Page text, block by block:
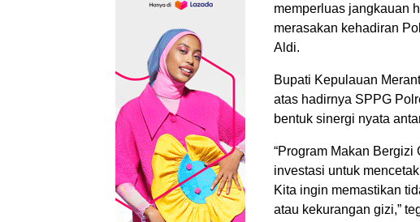
memperluas jangkauan
merasakan kehadiran
Aldi.
Bupati Kepulauan
atas hadirnya SPPG
bentuk sinergi nyata
“Program Makan
investasi untuk
Kita ingin memastikan
atau kekurangan gizi,”